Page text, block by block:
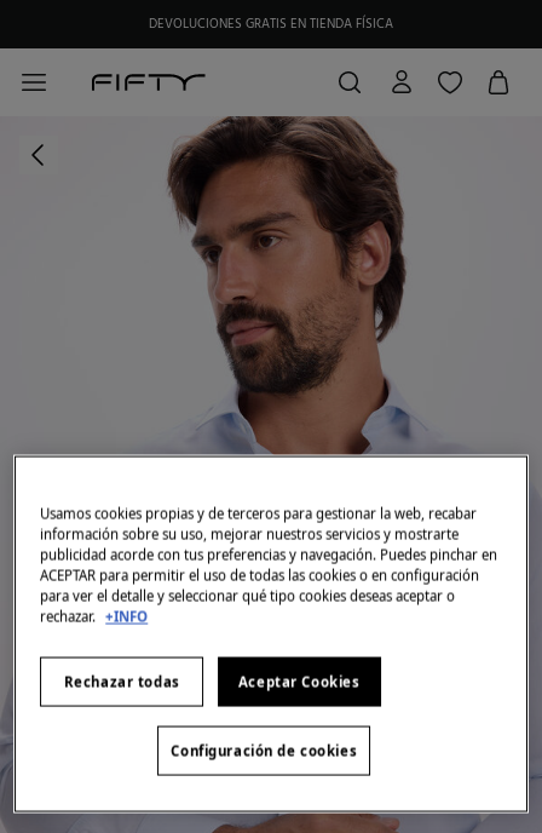
DEVOLUCIONES GRATIS EN TIENDA FÍSICA
Usamos cookies propias y de terceros para gestionar la web, recabar
información sobre su uso, mejorar nuestros servicios y mostrarte
publicidad acorde con tus preferencias y navegación. Puedes pinchar en
ACEPTAR para permitir el uso de todas las cookies o en configuración
para ver el detalle y seleccionar qué tipo cookies deseas aceptar o
rechazar. +INFO
Rechazar todas Aceptar Cookies
Configuración de cookies